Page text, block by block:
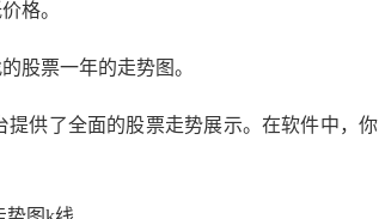
格。
股票一年的走势图。
供了全面的股票走势展示。在软件中，你